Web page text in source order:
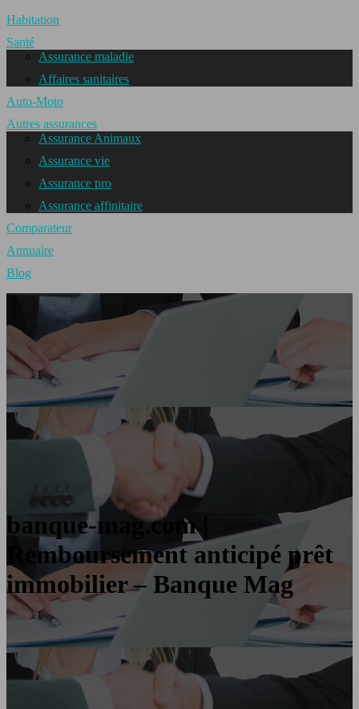
Habitation
Santé
Assurance maladie
Affaires sanitaires
Auto-Moto
Autres assurances
Assurance Animaux
Assurance vie
Assurance pro
Assurance affinitaire
Comparateur
Annuaire
Blog
banque-mag.com |
Remboursement anticipé prêt
immobilier – Banque Mag